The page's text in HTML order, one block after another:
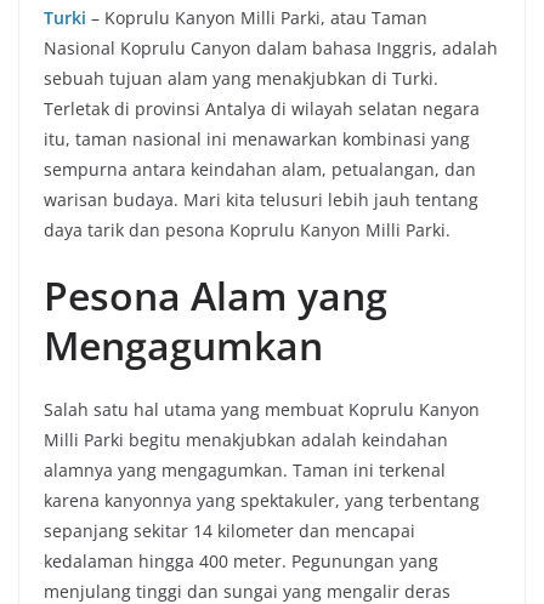
Turki – Koprulu Kanyon Milli Parki, atau Taman
Nasional Koprulu Canyon dalam bahasa Inggris, adalah
sebuah tujuan alam yang menakjubkan di Turki.
Terletak di provinsi Antalya di wilayah selatan negara
itu, taman nasional ini menawarkan kombinasi yang
sempurna antara keindahan alam, petualangan, dan
warisan budaya. Mari kita telusuri lebih jauh tentang
daya tarik dan pesona Koprulu Kanyon Milli Parki.
Pesona Alam yang
Mengagumkan
Salah satu hal utama yang membuat Koprulu Kanyon
Milli Parki begitu menakjubkan adalah keindahan
alamnya yang mengagumkan. Taman ini terkenal
karena kanyonnya yang spektakuler, yang terbentang
sepanjang sekitar 14 kilometer dan mencapai
kedalaman hingga 400 meter. Pegunungan yang
menjulang tinggi dan sungai yang mengalir deras